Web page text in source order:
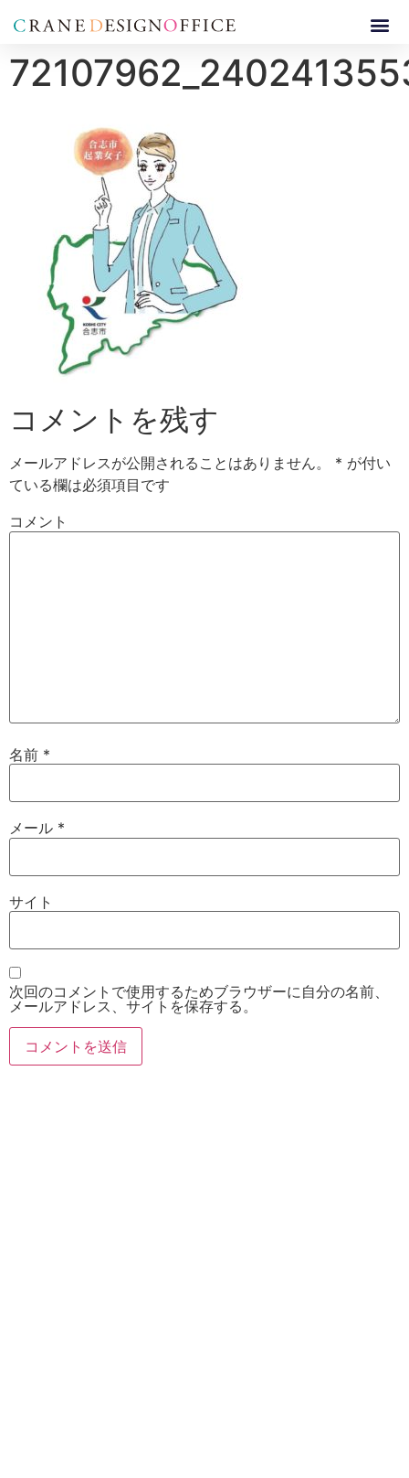
コメントを残す
メールアドレスが公開されることはありません。 * が付い
ている欄は必須項目です
コメント
名前 *
メール *
サイト
次回のコメントで使用するためブラウザーに自分の名前、
メールアドレス、サイトを保存する。